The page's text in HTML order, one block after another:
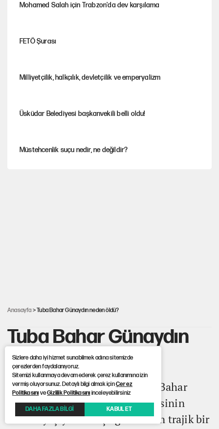
Mohamed Salah için Trabzon'da dev karşılama
FETÖ Şurası
Milliyetçilik, halkçılık, devletçilik ve emperyalizm
Üsküdar Belediyesi başkanvekili belli oldu!
Müstehcenlik suçu nedir, ne değildir?
Anasayfa > Tuba Bahar Günaydın neden öldü?
Tuba Bahar Günaydın
neden öldü?
Eğitim camiası öğretmen Tuba Bahar
Günaydın’ın hayatını kaybetmesinin
acısını yaşıyor. Genç öğretmenin trajik bir
Sizlere daha iyi hizmet sunabilmek adına sitemizde
çerezlerden faydalanıyoruz.
Sitemizi kullanmaya devam ederek çerez kullanımına izin
vermiş oluyorsunuz. Detaylı bilgi almak içinÇerez
PolitikasınıveGizlilik Politikasınıinceleyebilirsiniz
DAHA FAZLA BİLGİ KABUL ET